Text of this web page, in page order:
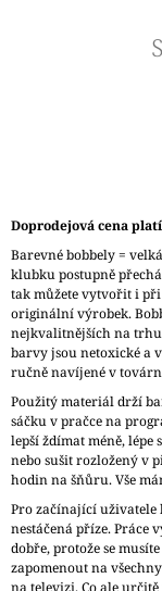
Doprodejová cena
Barevné bobbely =
klubku postupně
tak můžete vytvořit i
originální výrobek.
nejkvalitnějších na
barvy jsou netoxické a
ručně navíjené v
Použitý materiál drží
sáčku v pračce na
lepší ždímat méně, lépe
nebo sušit rozložený v
hodin na šňůru. Vše
Pro začínající
nestáčená příze. Práce
dobře, protože se
zapomenout na